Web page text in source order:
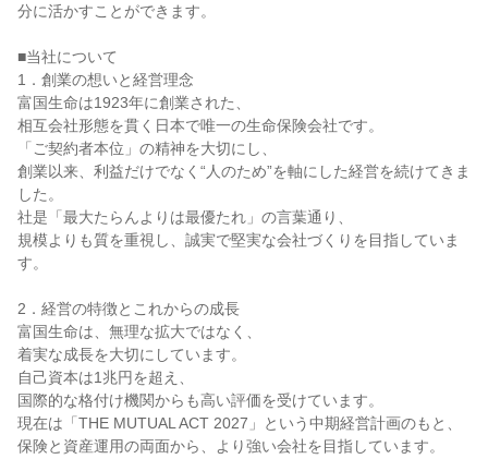
分に活かすことができます。
■当社について
1．創業の想いと経営理念
富国生命は1923年に創業された、
相互会社形態を貫く日本で唯一の生命保険会社です。
「ご契約者本位」の精神を大切にし、
創業以来、利益だけでなく“人のため”を軸にした経営を続けてきま
した。
社是「最大たらんよりは最優たれ」の言葉通り、
規模よりも質を重視し、誠実で堅実な会社づくりを目指していま
す。
2．経営の特徴とこれからの成長
富国生命は、無理な拡大ではなく、
着実な成長を大切にしています。
自己資本は1兆円を超え、
国際的な格付け機関からも高い評価を受けています。
現在は「THE MUTUAL ACT 2027」という中期経営計画のもと、
保険と資産運用の両面から、より強い会社を目指しています。